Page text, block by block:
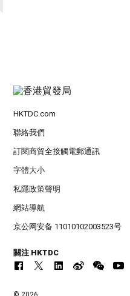
HKTDC.com
聯絡我們
訂閱商貿全接觸電郵通訊
字體大小
私隱政策聲明
網站導航
京公网安备 11010102003523号
關注 HKTDC